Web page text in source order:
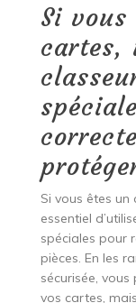
Si
cartes,
Si vous êtes
essentiel
spéciales pour
pièces. En les
sécurisée,
vos cartes,